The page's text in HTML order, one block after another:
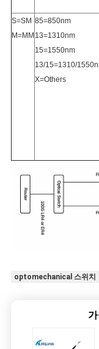
S=SM
M=MM
85=850nm
13=1310nm
15=1550nm
13/15=1310/
X=Others
optomechanical 스위치